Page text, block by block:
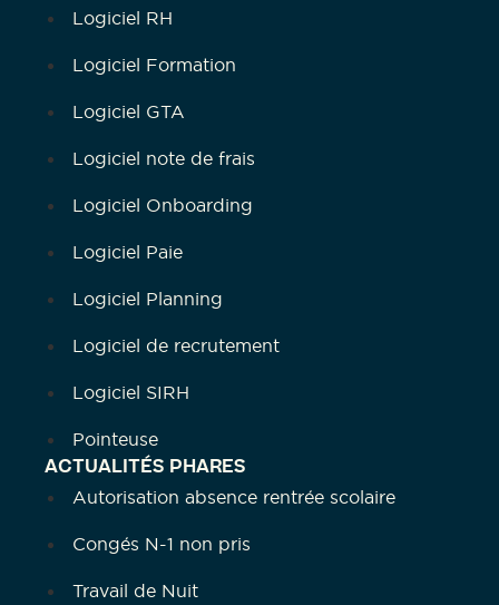
Logiciel RH
Logiciel Formation
Logiciel GTA
Logiciel note de frais
Logiciel Onboarding
Logiciel Paie
Logiciel Planning
Logiciel de recrutement
Logiciel SIRH
Pointeuse
ACTUALITÉS PHARES
Autorisation absence rentrée scolaire
Congés N-1 non pris
Travail de Nuit